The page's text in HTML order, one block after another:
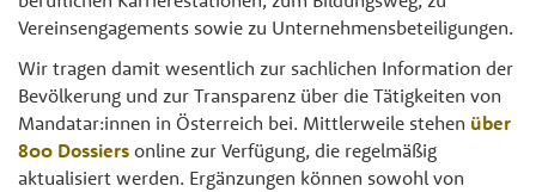
Vereinsengagements sowie zu Unternehmensbeteiligungen.
Wir tragen damit wesentlich zur sachlichen Information der
Bevölkerung und zur Transparenz über die Tätigkeiten von
Mandatar:innen in Österreich bei. Mittlerweile stehen über
800 Dossiers online zur Verfügung, die regelmäßig
aktualisiert werden. Ergänzungen können sowohl von